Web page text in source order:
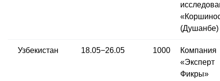
(Душанбе)
Узбекистан 18.05−26.05 1000
Компания
«Эксперт
Фикры»